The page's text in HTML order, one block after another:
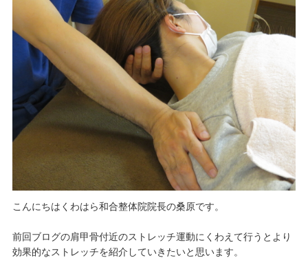
こんにちはくわはら和合整体院院長の桑原です。
前回ブログの肩甲骨付近のストレッチ運動にくわえて行うとより
効果的なストレッチを紹介していきたいと思います。